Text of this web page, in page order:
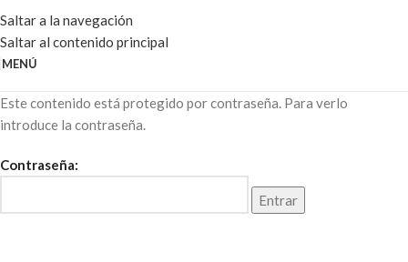
Saltar a la navegación
Saltar al contenido principal
MENÚ
Este contenido está protegido por contraseña. Para verlo
introduce la contraseña.
Contraseña: